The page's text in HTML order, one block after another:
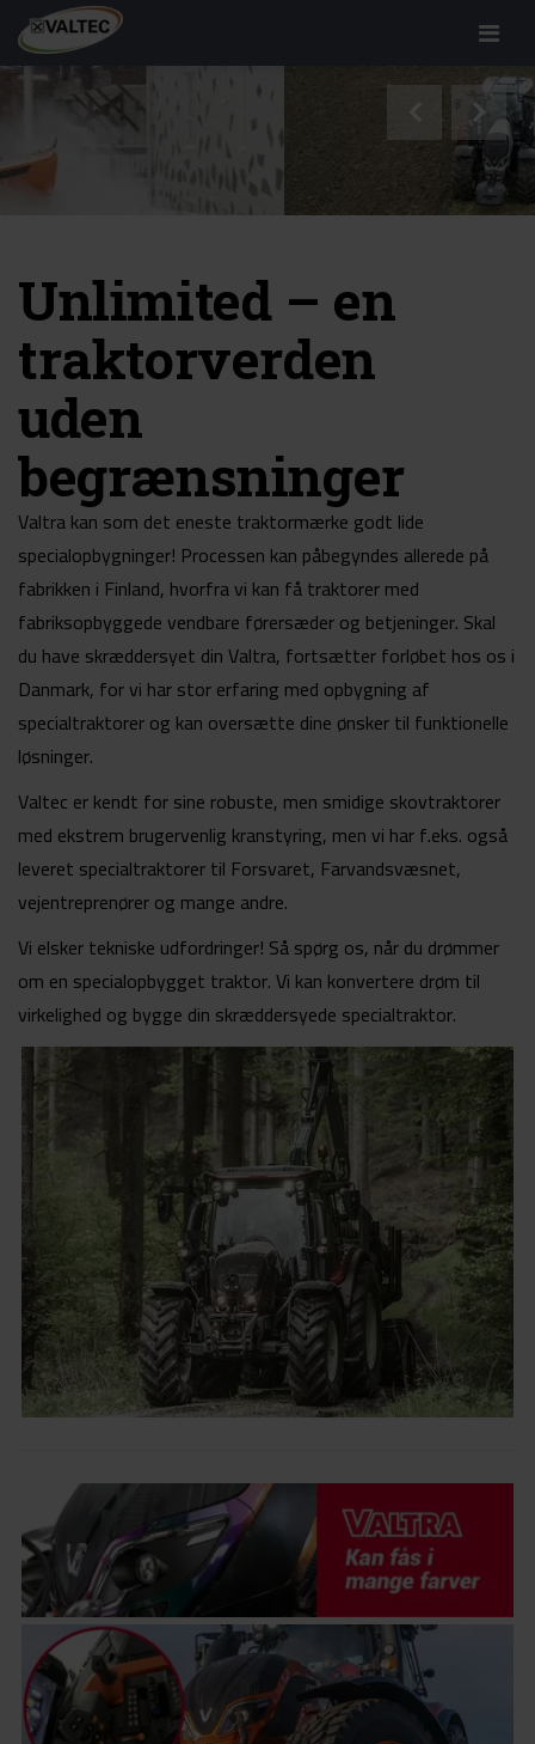
Menu
Unlimited – en
traktorverden
uden
begrænsninger
Valtra kan som det eneste traktormærke godt lide
specialopbygninger! Processen kan påbegyndes allerede på
fabrikken i Finland, hvorfra vi kan få traktorer med
fabriksopbyggede vendbare førersæder og betjeninger. Skal
du have skræddersyet din Valtra, fortsætter forløbet hos os i
Danmark, for vi har stor erfaring med opbygning af
specialtraktorer og kan oversætte dine ønsker til funktionelle
løsninger.
Valtec er kendt for sine robuste, men smidige skovtraktorer
med ekstrem brugervenlig kranstyring, men vi har f.eks. også
leveret specialtraktorer til Forsvaret, Farvandsvæsnet,
vejentreprenører og mange andre.
Vi elsker tekniske udfordringer! Så spørg os, når du drømmer
om en specialopbygget traktor. Vi kan konvertere drøm til
virkelighed og bygge din skræddersyede specialtraktor.